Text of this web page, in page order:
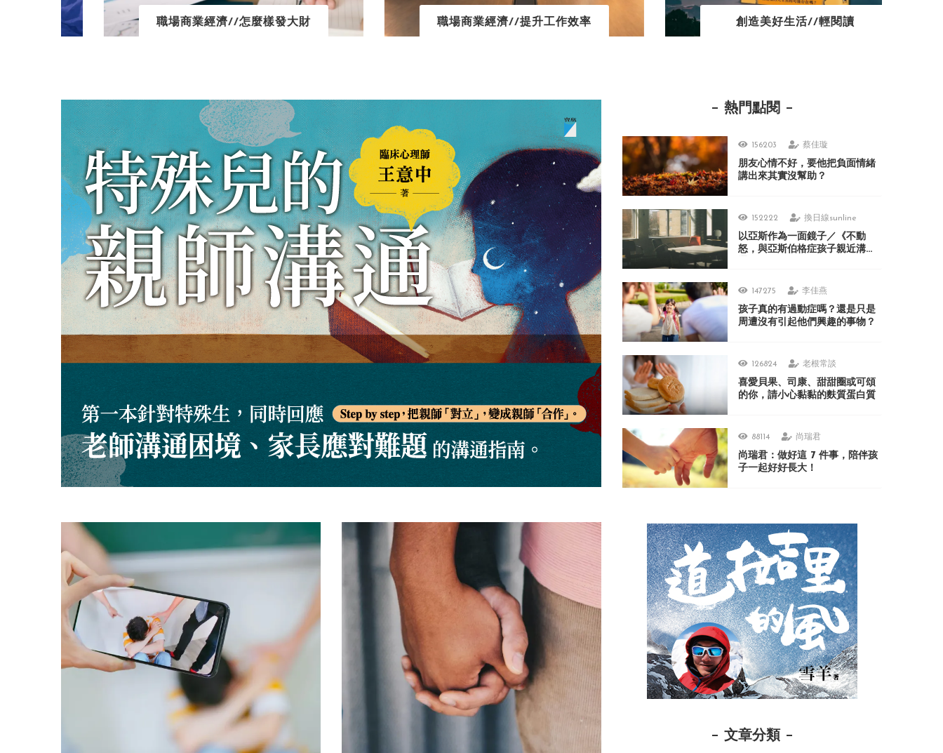
職場商業經濟//怎麼樣發大財 職場商業經濟//提升工作效率 創造美好生活//輕閱讀
熱門點閱
156203 蔡佳璇
朋友心情不好，要他把負面情緒
講出來其實沒幫助？
152222 換日線sunline
以亞斯作為一面鏡子／《不動
怒，與亞斯伯格症孩子親近溝
147275 李佳燕
孩子真的有過動症嗎？還是只是
周遭沒有引起他們興趣的事物？
126824 老根常談
喜愛貝果、司康、甜甜圈或可頌
的你，請小心黏黏的麩質蛋白質
88114 尚瑞君
尚瑞君：做好這 7 件事，陪伴孩
子一起好好長大！
文章分類